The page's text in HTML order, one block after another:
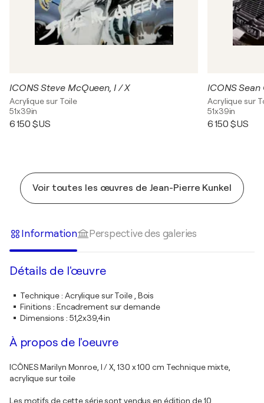
ICONS Steve McQueen, I / X
Acrylique sur Toile
51x39in
6 150 $US
ICONS Sean
Acrylique sur
51x39in
6 150 $US
Voir toutes les œuvres de Jean-Pierre Kunkel
Information Perspective des galeries
Détails de l'œuvre
Technique: Acrylique sur Toile , Bois
Finitions : Encadrement sur demande
Dimensions : 51,2x39,4in
À propos de l'oeuvre
ICÔNES Marilyn Monroe, I / X, 130 x 100 cm Technique mixte,
acrylique sur toile
Les motifs de cette série sont vendus en édition de 10